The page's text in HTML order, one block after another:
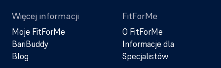
Więcej informacji
Moje FitForMe
BariBuddy
Blog
FitForMe
O FitForMe
Informacje dla
Specjalistów